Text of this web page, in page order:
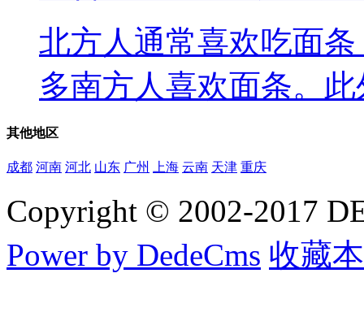
北方人通常喜欢吃面
多南方人喜欢面条。此
其他地区
成都 河南 河北 山东 广州 上海 云南 天津 重庆
Copyright © 2002-2017
Power by DedeCms 收藏